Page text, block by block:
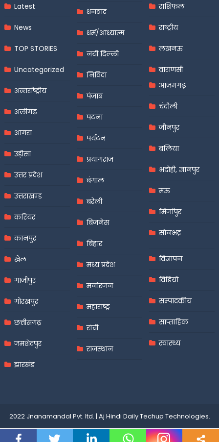
Latest
News
TOP STORIES
Uncategorized
अन्तर्राष्ट्रीय
अलीगढ़
आगरा
उड़ीसा
उत्तर प्रदेश
उत्तराखण्ड
करियर
कानपुर
खेल
गाजीपुर
गोरखपुर
छत्तीसगढ़
जमशेदपुर
झारखंड
धनबाद
धर्म/आध्यात्म
नयी दिल्ली
निविदा
पंजाब
पटना
पर्यटन
प्रयागराज
बंगाल
बरेली
बिजनेस
बिहार
मध्य प्रदेश
मनोरंजन
महाराष्ट्र
रांची
राजस्थान
राशिफल
राष्ट्रीय
लखनऊ
वाराणसी
आज़मगढ़
चंदौली
जौनपुर
बलिया
भदोही, ज्ञानपुर
मऊ
मिर्जापुर
सोनभद्र
विज्ञापन
विडियो
सम्पादकीय
साप्ताहिक
स्वास्थ्य
2022 Jnanamandal Pvt. ltd. | Aj Hindi DailyTechup Technologies.